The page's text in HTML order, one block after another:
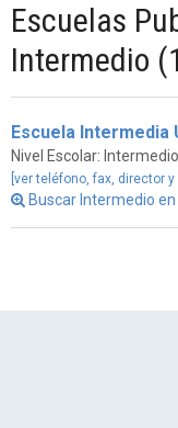
Escuelas
Intermedio
Escuela Intermedia
Nivel Escolar: Intermedio
[ver teléfono, fax, director y
Buscar Intermedio en